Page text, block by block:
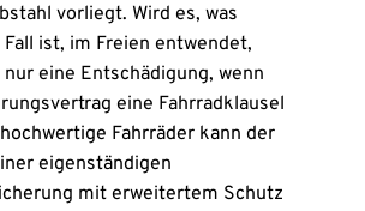
vorliegt. Wird es, was
ist, im Freien entwendet,
eine Entschädigung, wenn
eine Fahrradklausel
Fahrräder kann der
eigenständigen
mit erweitertem Schutz